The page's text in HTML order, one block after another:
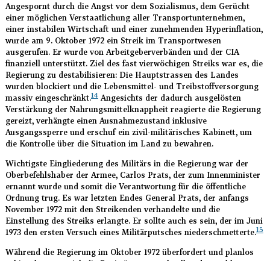
Angespornt durch die Angst vor dem Sozialismus, dem Gerücht
einer möglichen Verstaatlichung aller Transportunternehmen,
einer instabilen Wirtschaft und einer zunehmenden Hyperinflation,
wurde am 9. Oktober 1972 ein Streik im Transportwesen
ausgerufen. Er wurde von Arbeitgeberverbänden und der CIA
finanziell unterstützt. Ziel des fast vierwöchigen Streiks war es, die
Regierung zu destabilisieren: Die Hauptstrassen des Landes
wurden blockiert und die Lebensmittel- und Treibstoffversorgung
massiv eingeschränkt.14Angesichts der dadurch ausgelösten
Verstärkung der Nahrungsmittelknappheit reagierte die Regierung
gereizt, verhängte einen Ausnahmezustand inklusive
Ausgangssperre und erschuf ein zivil-militärisches Kabinett, um
die Kontrolle über die Situation im Land zu bewahren.
Wichtigste Eingliederung des Militärs in die Regierung war der
Oberbefehlshaber der Armee, Carlos Prats, der zum Innenminister
ernannt wurde und somit die Verantwortung für die öffentliche
Ordnung trug. Es war letzten Endes General Prats, der anfangs
November 1972 mit den Streikenden verhandelte und die
Einstellung des Streiks erlangte. Er sollte auch es sein, der im Juni
1973 den ersten Versuch eines Militärputsches niederschmetterte.15
Während die Regierung im Oktober 1972 überfordert und planlos